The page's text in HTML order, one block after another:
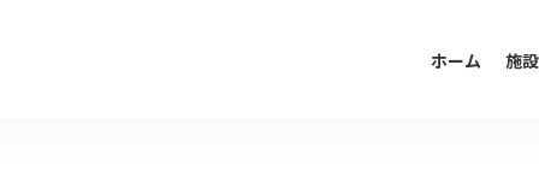
ホーム 施設